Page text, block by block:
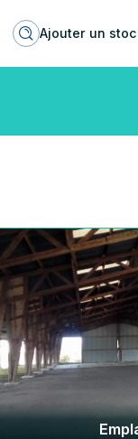
Ajouter un